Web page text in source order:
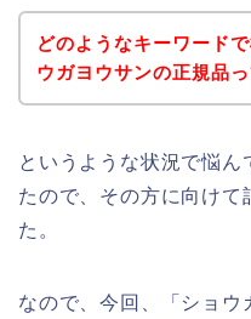
どのようなキーワード
ウガヨウサンの正規品
というような状況で悩ん
たので、その方に向けて
た。
なので、今回、「ショウ